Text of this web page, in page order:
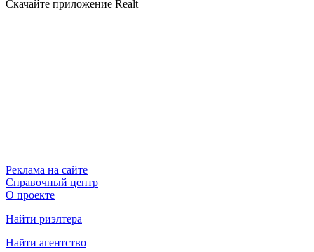
Скачайте приложение Realt
Реклама на сайте
Справочный центр
О проекте
Найти риэлтера
Найти агентство